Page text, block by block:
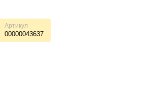
Артикул
00000043637